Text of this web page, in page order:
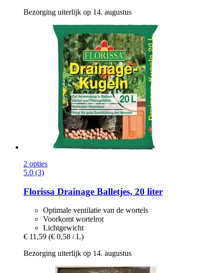
Bezorging uiterlijk op 14. augustus
2 opties
5.0 (3)
Florissa Drainage Balletjes, 20 liter
Optimale ventilatie van de wortels
Voorkomt wortelrot
Lichtgewicht
€ 11,59 (€ 0,58 / L)
Bezorging uiterlijk op 14. augustus